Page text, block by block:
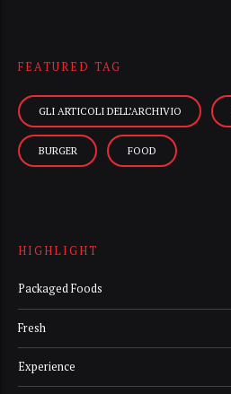
FEATURED TAG
GLI ARTICOLI DELL’ARCHIVIO
BURGER FOOD
HIGHLIGHT
Packaged Foods
Fresh
Experience